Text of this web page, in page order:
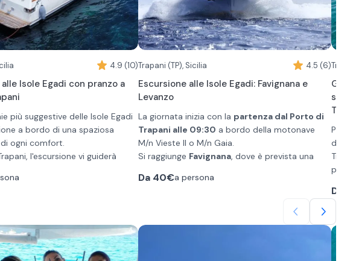
4.9 (10)
Isole Egadi con pranzo a
più suggestive delle Isole Egadi
a bordo di una spaziosa
ogni comfort.
l'escursione vi guiderà
nascoste come Cala Azzurra,
farete rotta verso Favignana
bagno.
piatto con tonno pomodorino
fresca, frutta di stagione,
Trapani (TP), Sicilia 4.5 (6)
Escursione alle Isole Egadi: Favignana e
Levanzo
La giornata inizia con la partenza dal Porto di
Trapani alle 09:30 a bordo della motonave
M/n Vieste II o M/n Gaia.
Si raggiunge Favignana , dove è prevista una
visitare il museo della tonnara o raggiungere le
lungo le cale
e
Da 40€a persona
Gita
delle
più
lo
Da